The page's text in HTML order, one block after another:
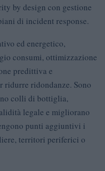
by design con gestione
di incident response.
ed energetico,
consumi, ottimizzazione
predittiva e
ridurre ridondanze. Sono
colli di bottiglia,
legale e migliorano
punti aggiuntivi i
territori periferici o